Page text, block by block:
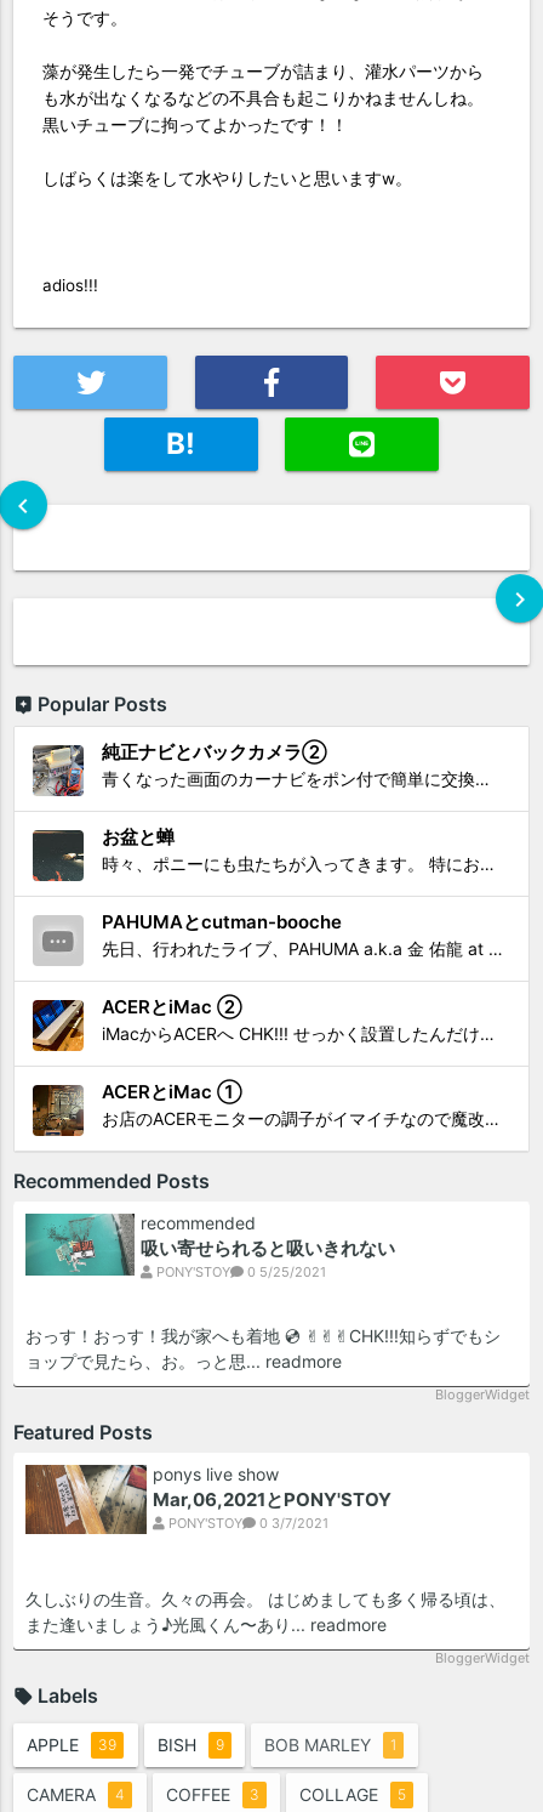
そうです。
藻が発生したら一発でチューブが詰まり、灌水パーツから
も水が出なくなるなどの不具合も起こりかねませんしね。
黒いチューブに拘ってよかったです！！
しばらくは楽をして水やりしたいと思いますw。
adios!!!
B!
chevron_left
chevron_right
Popular Posts
純正ナビとバックカメラ②
青くなった画面のカーナビをポン付で簡単に交換、出来ると思っていたら意外と闇多め!!!なDAY①から続く今回は、DAY②。 テスターで調べてみたのだが、結果的にバックカメラからナビ裏まで来てる、配線を見つけることが出来なかった前回。気付けば闇w。 さてさて、この頃のDVDナビ的なT...
お盆と蝉
時々、ポニーにも虫たちが入ってきます。 特にお盆の頃はどの虫かと気になり探してしまう。 今まではキリギリスやすいっちょん、今思えば今年は蝉だったのかな。
PAHUMAとcutman-booche
先日、行われたライブ、PAHUMA a.k.a 金 佑龍 at PONY'STOYから〜 cutman-booche時代の楽曲「立ち上がれ」を映像化させてもらいました。 茅ヶ崎の名店 FROGGIES〜さんで ウリョンはマンススリー・ライブを行っています！ そのライブでウ...
ACERとiMac ②
iMacからACERへ CHK!!! せっかく設置したんだけど〜 画面が真っ暗じゃしょうがないわな。 元のACERモニターを再度、設置🔥 画面のチラツキ、乱れなど不具合、多めですが 見れないより良い。 iMacへ繋いだ時、疑問があった。 せっかくの解像度を生かしてないこと。 2...
ACERとiMac ①
お店のACERモニターの調子がイマイチなので魔改造したiMacと入れ替え 外は豪雨、何処へも行かない火曜。 コツコツ作業スタートです!!! CHK!!! 何年かぶりにモニターを降ろした。 配線がぐちゃぐちゃ😂 要らないケーブルなど、使っていない部材などなど片付けて、拭き掃除w。...
Recommended Posts
recommended
吸い寄せられると吸いきれない
PONY'STOY 0 5/25/2021
おっす！おっす！我が家へも着地 💿 ✌︎✌︎✌︎CHK!!!知らずでもシ
ョップで見たら、お。っと思... readmore
BloggerWidget
Featured Posts
ponys live show
Mar,06,2021とPONY'STOY
PONY'STOY 0 3/7/2021
久しぶりの生音。久々の再会。 はじめましても多く帰る頃は、
また逢いましょう♪光風くん〜あり... readmore
BloggerWidget
Labels
APPLE 39 BISH 9 BOB MARLEY 1
CAMERA 4 COFFEE 3 COLLAGE 5